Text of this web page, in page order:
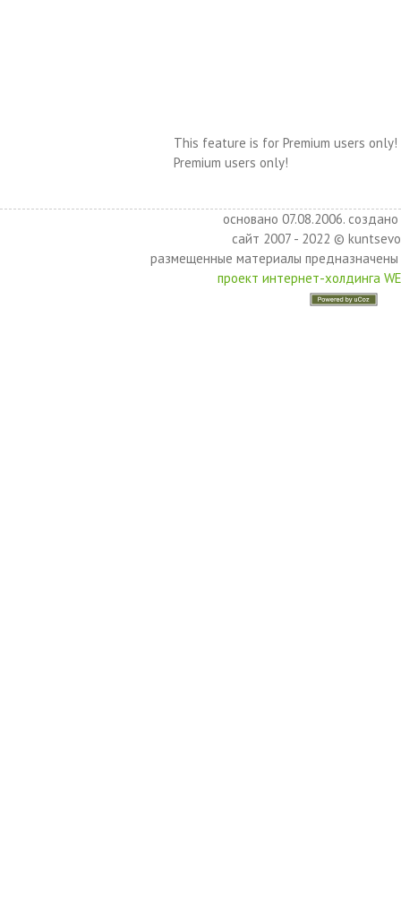
This feature is for Premium users only!
Premium users only!
основано 07.08.2006.
сайт 2007 - 2022 ©
размещенные материалы
проект интернет-холдинга